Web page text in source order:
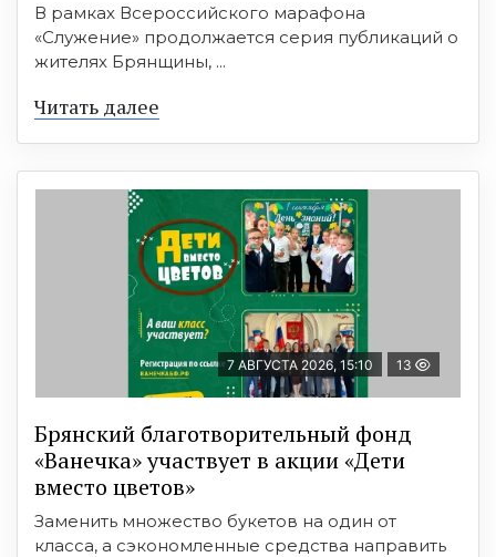
В рамках Всероссийского марафона
«Служение» продолжается серия публикаций о
жителях Брянщины, ...
Читать далее
7 АВГУСТА 2026, 15:10 13
Брянский благотворительный фонд
«Ванечка» участвует в акции «Дети
вместо цветов»
Заменить множество букетов на один от
класса, а сэкономленные средства направить